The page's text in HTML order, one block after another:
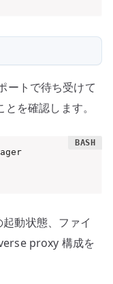
ートで待ち受けて
を確認します。
動状態、ファイ
proxy 構成を